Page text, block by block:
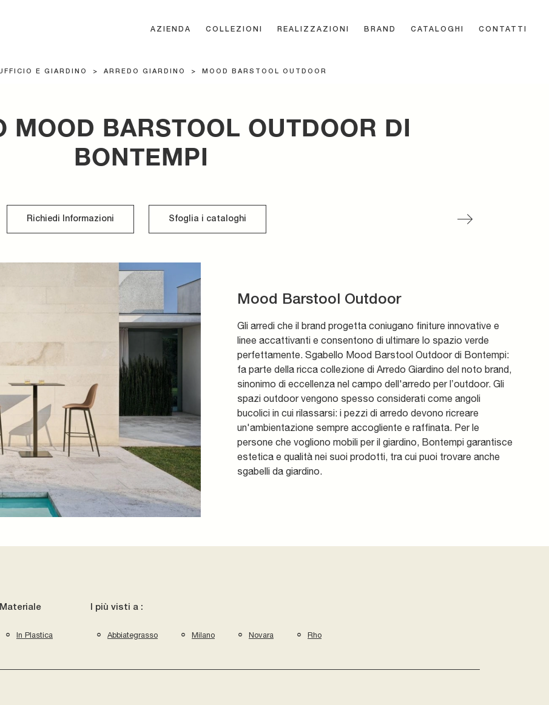
AZIENDA COLLEZIONI REALIZZAZIONI BRAND CATALOGHI CONTATTI
E GIARDINO > ARREDO GIARDINO > MOOD BARSTOOL OUTDOOR
MOOD BARSTOOL OUTDOOR DI
BONTEMPI
Richiedi Informazioni Sfoglia i cataloghi
Mood Barstool Outdoor
Gli arredi che il brand progetta coniugano finiture innovative e
linee accattivanti e consentono di ultimare lo spazio verde
perfettamente. Sgabello Mood Barstool Outdoor di Bontempi:
fa parte della ricca collezione di Arredo Giardino del noto brand,
sinonimo di eccellenza nel campo dell'arredo per l’outdoor. Gli
spazi outdoor vengono spesso considerati come angoli
bucolici in cui rilassarsi: i pezzi di arredo devono ricreare
un'ambientazione sempre accogliente e raffinata. Per le
persone che vogliono mobili per il giardino, Bontempi garantisce
estetica e qualità nei suoi prodotti, tra cui puoi trovare anche
sgabelli da giardino.
Materiale
In Plastica
I più visti a :
Abbiategrasso Milano Novara Rho